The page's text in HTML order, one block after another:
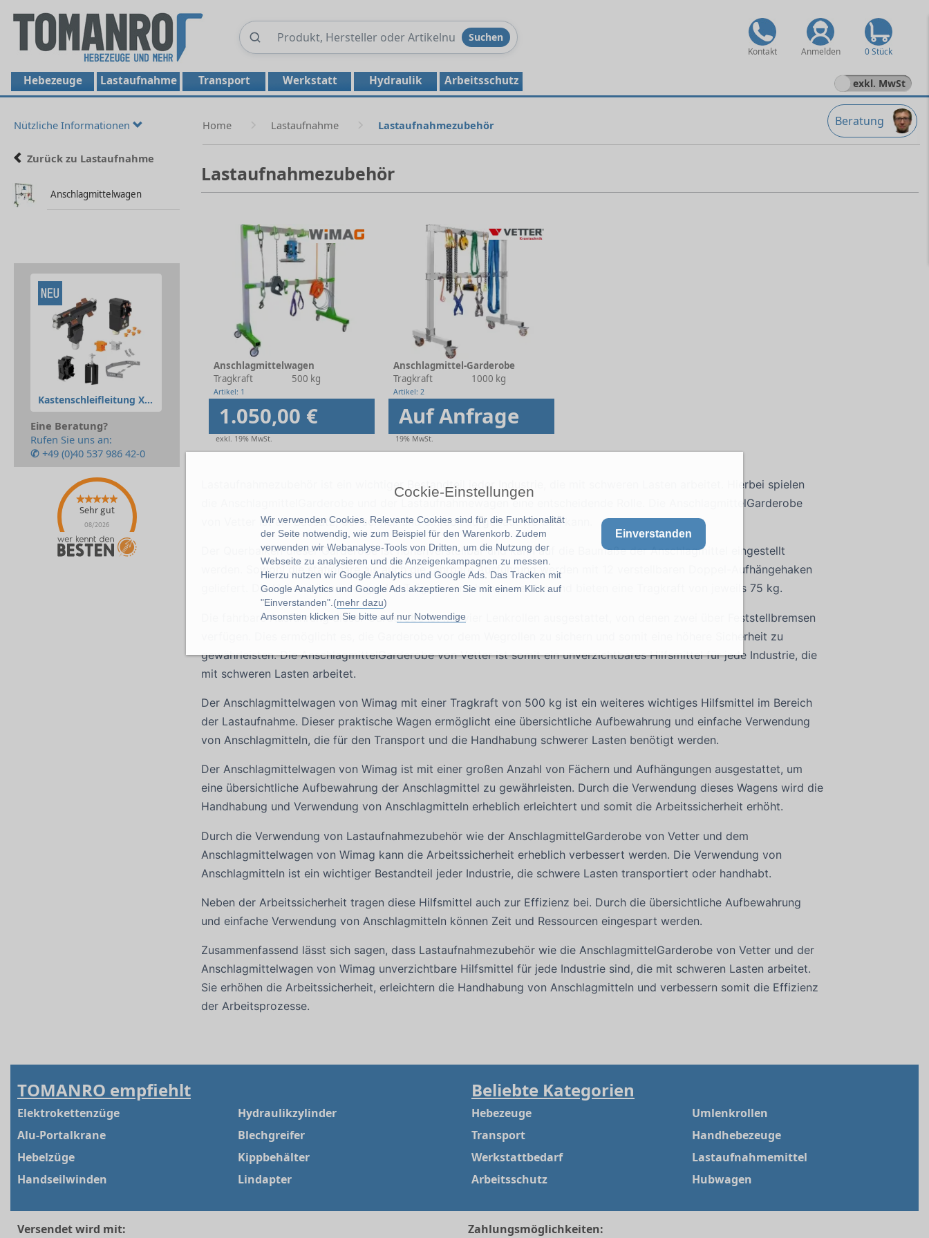
Cockie-Einstellungen
Wir verwenden Cookies. Relevante Cookies sind für die Funktionalität
der Seite notwendig, wie zum Beispiel für den Warenkorb. Zudem
verwenden wir Webanalyse-Tools von Dritten, um die Nutzung der
Webseite zu analysieren und die Anzeigenkampagnen zu messen.
Hierzu nutzen wir Google Analytics und Google Ads. Das Tracken mit
Google Analytics und Google Ads akzeptieren Sie mit einem Klick auf
"Einverstanden".(mehr dazu)
Ansonsten klicken Sie bitte auf nur Notwendige
Einverstanden
Produkte
Suchen
Kontakt Anmelden 0 Stück
Hebezeuge Lastaufnahme Transport Werkstatt Hydraulik Arbeitsschutz exkl. MwSt
Nützliche Informationen
Zurück zu Lastaufnahme
Anschlagmittelwagen
Kastenschleifleitung XLine
Eine Beratung?
Rufen Sie uns an:
✆ +49 (0)40 537 986 42-0
Sehr gut
08/2026
Beratung
Home Lastaufnahme Lastaufnahmezubehör
Lastaufnahmezubehör
Anschlagmittelwagen
Tragkraft
500 kg
Artikel: 1
1.050,00 €
exkl. 19% MwSt.
Anschlagmittel-Garderobe
Tragkraft
1000 kg
Artikel: 2
Auf Anfrage
19% MwSt.
Lastaufnahmezubehör ist ein wichtiger Bestandteil jeder Industrie, die mit schweren Lasten arbeitet. Hierbei spielen
die AnschlagmittelGarderobe und der Lastaufnahmewagen eine entscheidende Rolle. Die AnschlagmittelGarderobe
von Vetter ist ein Bausatz, der schnell und einfach aufgebaut werden kann.
Der Querbalken dieser Garderobe ist höhenverstellbar und kann auf die Baumaße der Anschlagmittel eingestellt
werden. Sowohl die stationäre als auch die fahrbare Ausführung werden mit 12 verstellbaren Doppel-Aufhängehaken
geliefert. Die Haken können längs des Trägers verschoben werden und bieten eine Tragkraft von jeweils 75 kg.
Die fahrbare Ausführung dieser Garderobe ist mit vier Lenkrollen ausgestattet, von denen zwei über Feststellbremsen
verfügen. Dies ermöglicht es, die Garderobe vor dem Wegrollen zu sichern und somit eine höhere Sicherheit zu
gewährleisten. Die AnschlagmittelGarderobe von Vetter ist somit ein unverzichtbares Hilfsmittel für jede Industrie, die
mit schweren Lasten arbeitet.
Der Anschlagmittelwagen von Wimag mit einer Tragkraft von 500 kg ist ein weiteres wichtiges Hilfsmittel im Bereich
der Lastaufnahme. Dieser praktische Wagen ermöglicht eine übersichtliche Aufbewahrung und einfache Verwendung
von Anschlagmitteln, die für den Transport und die Handhabung schwerer Lasten benötigt werden.
Der Anschlagmittelwagen von Wimag ist mit einer großen Anzahl von Fächern und Aufhängungen ausgestattet, um
eine übersichtliche Aufbewahrung der Anschlagmittel zu gewährleisten. Durch die Verwendung dieses Wagens wird die
Handhabung und Verwendung von Anschlagmitteln erheblich erleichtert und somit die Arbeitssicherheit erhöht.
Durch die Verwendung von Lastaufnahmezubehör wie der AnschlagmittelGarderobe von Vetter und dem
Anschlagmittelwagen von Wimag kann die Arbeitssicherheit erheblich verbessert werden. Die Verwendung von
Anschlagmitteln ist ein wichtiger Bestandteil jeder Industrie, die schwere Lasten transportiert oder handhabt.
Neben der Arbeitssicherheit tragen diese Hilfsmittel auch zur Effizienz bei. Durch die übersichtliche Aufbewahrung
und einfache Verwendung von Anschlagmitteln können Zeit und Ressourcen eingespart werden.
Zusammenfassend lässt sich sagen, dass Lastaufnahmezubehör wie die AnschlagmittelGarderobe von Vetter und der
Anschlagmittelwagen von Wimag unverzichtbare Hilfsmittel für jede Industrie sind, die mit schweren Lasten arbeitet.
Sie erhöhen die Arbeitssicherheit, erleichtern die Handhabung von Anschlagmitteln und verbessern somit die Effizienz
der Arbeitsprozesse.
TOMANRO empfiehlt
Elektrokettenzüge
Alu-Portalkrane
Hebelzüge
Handseilwinden
Hydraulikzylinder
Blechgreifer
Kippbehälter
Lindapter
Beliebte Kategorien
Hebezeuge
Transport
Werkstattbedarf
Arbeitsschutz
Umlenkrollen
Handhebezeuge
Lastaufnahmemittel
Hubwagen
Versendet wird mit: Zahlungsmöglichkeiten: